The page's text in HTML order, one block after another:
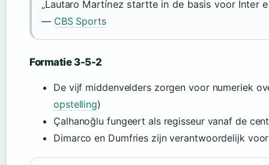
„Lautaro Martínez startte in de basis voor Inter
— CBS Sports
Formatie 3-5-2
De vijf middenvelders zorgen voor numeriek
opstelling)
Çalhanoğlu fungeert als regisseur vanaf de
Dimarco en Dumfries zijn verantwoordelijk